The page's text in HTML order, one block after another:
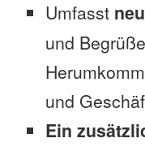
Umfasst
und
und
Ein